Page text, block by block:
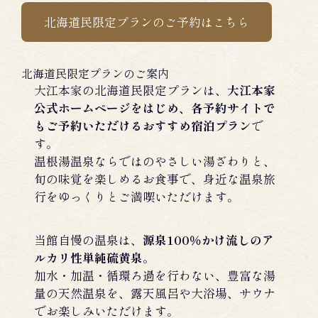
北海道民限定プランのご予約はこちら
北海道民限定プランのご案内
大江本家の北海道民限定プランは、 大江本家
公式ホームページをはじめ、各予約サイトで
もご予約いただけるおすすめ宿泊プランで
す。
温根湯温泉ならではのやさしい湯ざわりと、
旬の味覚を楽しめるお食事で、身近な温泉旅
行をゆっくりとご満喫いただけます。
当館自慢の温泉は、 源泉100％かけ流しのア
ルカリ性単純硫黄泉。
加水・加温・循環ろ過を行わない、豊富な湯
量の天然温泉を、露天風呂や大浴場、サウナ
でお楽しみいただけます。